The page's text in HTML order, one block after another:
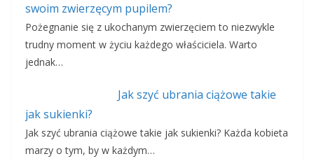
swoim zwierzęcym pupilem?
Pożegnanie się z ukochanym zwierzęciem to niezwykle
trudny moment w życiu każdego właściciela. Warto
jednak…
Jak szyć ubrania ciążowe takie
jak sukienki?
Jak szyć ubrania ciążowe takie jak sukienki? Każda kobieta
marzy o tym, by w każdym…